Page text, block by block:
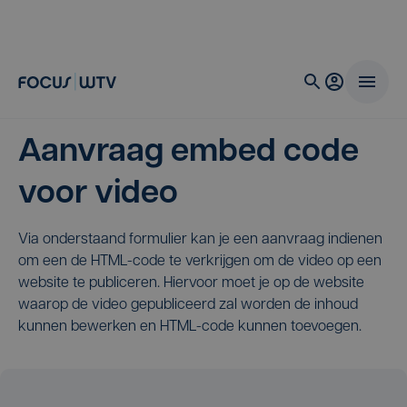
Aanvraag embed code
voor video
Via onderstaand formulier kan je een aanvraag indienen
om een de HTML-code te verkrijgen om de video op een
website te publiceren. Hiervoor moet je op de website
waarop de video gepubliceerd zal worden de inhoud
kunnen bewerken en HTML-code kunnen toevoegen.